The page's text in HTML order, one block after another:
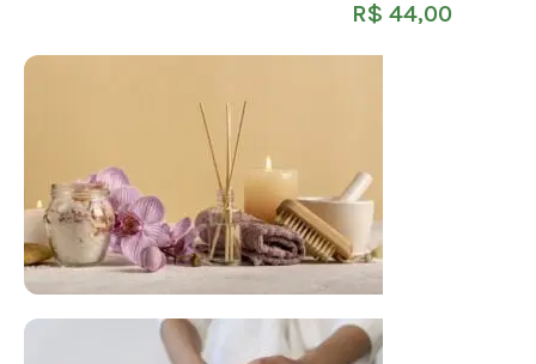
R$ 44,00
FLORAL DE BACH PERSONALIZADO